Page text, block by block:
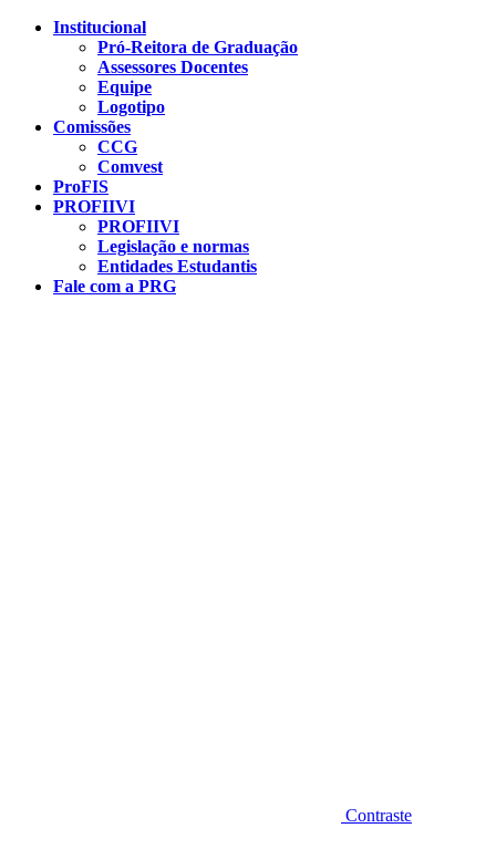
Conteúdo principal
Institucional
Pró-Reitora de Graduação
Assessores Docentes
Equipe
Logotipo
Comissões
CCG
Comvest
ProFIS
PROFIIVI
PROFIIVI
Legislação e normas
Entidades Estudantis
Fale com a PRG
Contraste